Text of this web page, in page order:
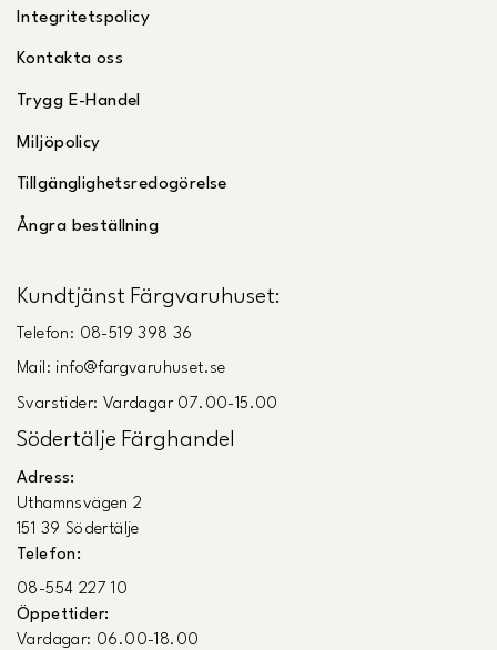
Integritetspolicy
Kontakta oss
Trygg E-Handel
Miljöpolicy
Tillgänglighetsredogörelse
Ångra beställning
Kundtjänst Färgvaruhuset:
Telefon: 08-519 398 36
Mail: info@fargvaruhuset.se
Svarstider: Vardagar 07.00-15.00
Södertälje Färghandel
Adress:
Uthamnsvägen 2
151 39 Södertälje
Telefon:
08-554 227 10
Öppettider:
Vardagar: 06.00-18.00